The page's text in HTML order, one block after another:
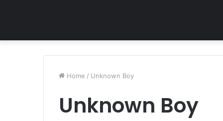
Home / Unknown Boy
Unknown Boy